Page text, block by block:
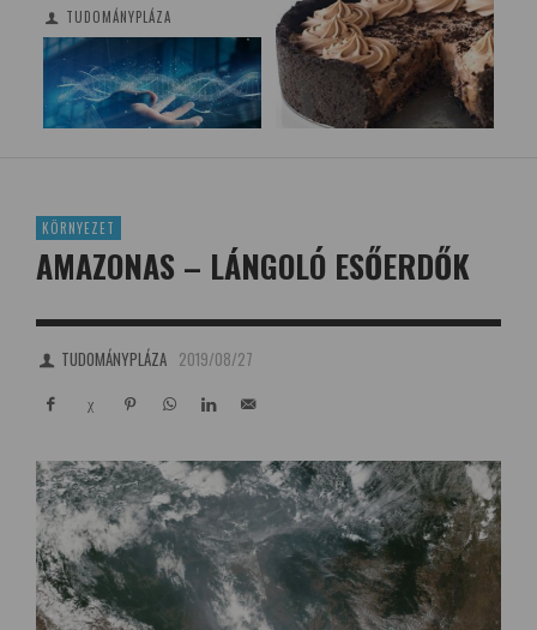
TUDOMÁNYPLÁZA
KÖRNYEZET
AMAZONAS – LÁNGOLÓ ESŐERDŐK
TUDOMÁNYPLÁZA 2019/08/27